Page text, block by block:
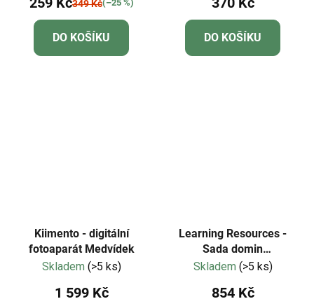
349 Kč(–25 %)
DO KOŠÍKU DO KOŠÍKU
Kiimento - digitální
fotoaparát Medvídek
Skladem (>5 ks)
1 599 Kč
Learning Resources -
Sada domin
Numberblocks®
Skladem (>5 ks)
854 Kč